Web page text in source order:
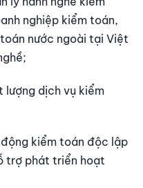
nghiệp kiểm toán,
nước ngoài tại Việt
lượng dịch vụ kiểm
kiểm toán độc lập
trợ phát triển hoạt